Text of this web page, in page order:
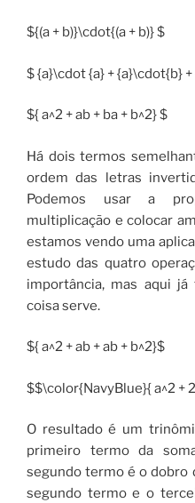
${(a + b)}\cdot{(a + b)} $
$ {a}\cdot {a} + {a}\cdot{b}
${ a^2 + ab + ba + b^2} $
Há dois termos
ordem das letras
Podemos usar a
multiplicação e colocar
estamos vendo uma
estudo das quatro
importância, mas aqui
coisa serve.
${ a^2 + ab + ab + b^2}$
$$\color{NavyBlue}{ a^2 +
O resultado é um
primeiro termo da
segundo termo é o
segundo termo e o